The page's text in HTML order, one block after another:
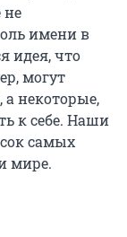
не
имени в
идея, что
могут
некоторые,
к себе. Наши
самых
мире.